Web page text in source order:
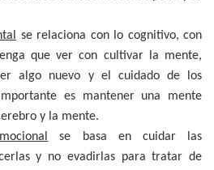
se relaciona con lo cognitivo, con
que ver con cultivar la mente,
algo nuevo y el cuidado de los
es mantener una mente
y la mente.
se basa en cuidar las
y no evadirlas para tratar de